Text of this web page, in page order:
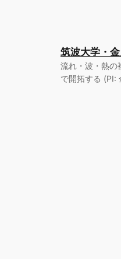
筑波大学・
流れ・波・熱の
で開拓する (PI: